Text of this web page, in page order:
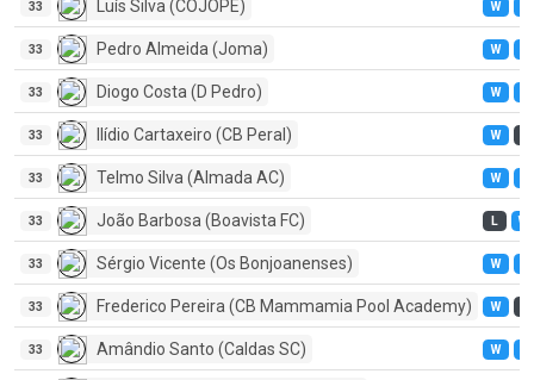
33 Luís Silva (COJOPE) W
33 Pedro Almeida (Joma) W
33 Diogo Costa (D Pedro) W
33 Ilídio Cartaxeiro (CB Peral) W
33 Telmo Silva (Almada AC) W
33 João Barbosa (Boavista FC) L W
33 Sérgio Vicente (Os Bonjoanenses) W
33 Frederico Pereira (CB Mammamia Pool Academy) W
33 Amândio Santo (Caldas SC) W